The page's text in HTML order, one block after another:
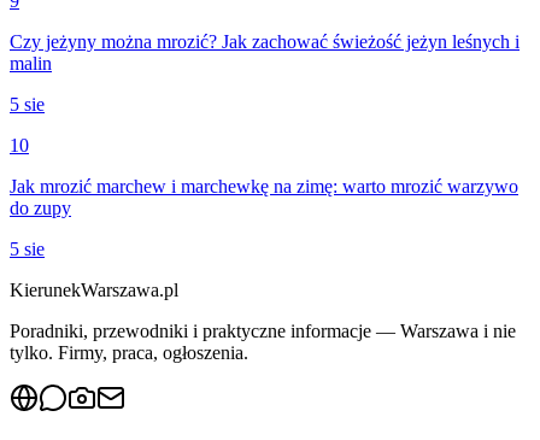
Czy jeżyny można mrozić? Jak zachować świeżość jeżyn leśnych i
malin
5 sie
10
Jak mrozić marchew i marchewkę na zimę: warto mrozić warzywo
do zupy
5 sie
KierunekWarszawa.pl
Poradniki, przewodniki i praktyczne informacje — Warszawa i nie
tylko. Firmy, praca, ogłoszenia.